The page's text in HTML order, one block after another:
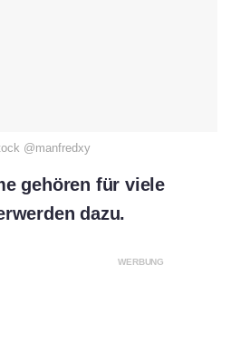
@manfredxy
gehören für viele
dazu.
WERBUNG